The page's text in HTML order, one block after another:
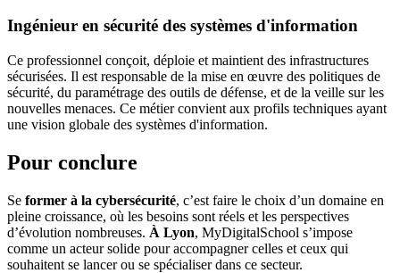
Ingénieur en sécurité des systèmes d'information
Ce professionnel conçoit, déploie et maintient des infrastructures
sécurisées. Il est responsable de la mise en œuvre des politiques de
sécurité, du paramétrage des outils de défense, et de la veille sur les
nouvelles menaces. Ce métier convient aux profils techniques ayant
une vision globale des systèmes d'information.
Pour conclure
Se former à la cybersécurité, c’est faire le choix d’un domaine en
pleine croissance, où les besoins sont réels et les perspectives
d’évolution nombreuses. À Lyon, MyDigitalSchool s’impose
comme un acteur solide pour accompagner celles et ceux qui
souhaitent se lancer ou se spécialiser dans ce secteur.